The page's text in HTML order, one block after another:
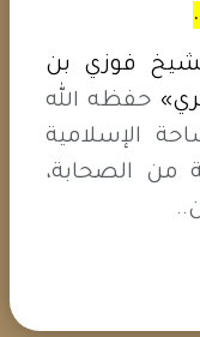
الأثري
فوزي بن
حفظه الله
الإسلامية
من الصحابة،